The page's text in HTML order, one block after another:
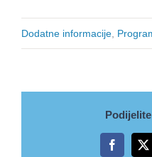
Dodatne informacije,
Facebook
X